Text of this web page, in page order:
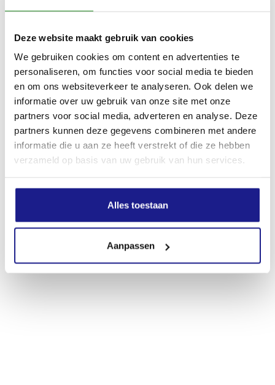
Deze website maakt gebruik van cookies
We gebruiken cookies om content en advertenties te
personaliseren, om functies voor social media te bieden
en om ons websiteverkeer te analyseren. Ook delen we
informatie over uw gebruik van onze site met onze
partners voor social media, adverteren en analyse. Deze
partners kunnen deze gegevens combineren met andere
informatie die u aan ze heeft verstrekt of die ze hebben
verzameld op basis van uw gebruik van hun services.
Alles toestaan
Aanpassen